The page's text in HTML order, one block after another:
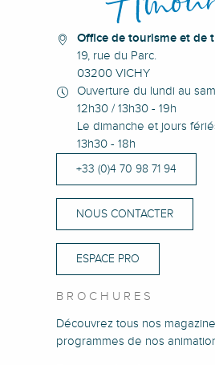
Office de tourisme et de
19, rue du Parc.
03200 VICHY
Ouverture du lundi au
12h30 / 13h30 - 19h
Le dimanche et jours
13h30 - 18h
+33 (0)4 70 98 71 94
NOUS CONTACTER
ESPACE PRO
BROCHURES
Découvrez tous nos
programmes de nos